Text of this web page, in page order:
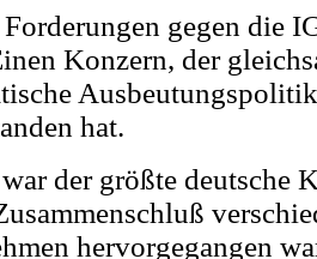
gegen die
Konzern, der
hat.
der größte deutsche
hervorgegangen